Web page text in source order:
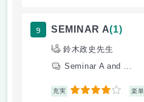
9 SEMINAR A(1)
鈴木政史先生
Seminar A and ...
充実 4 楽単